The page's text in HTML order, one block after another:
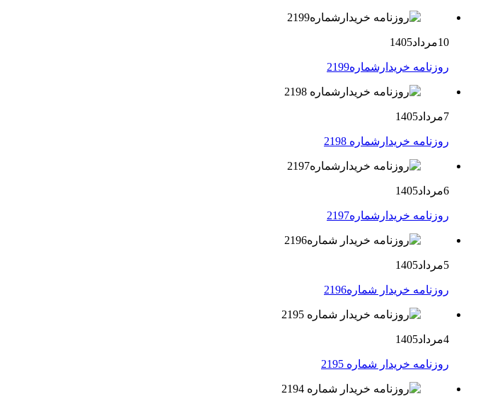
10مرداد1405
روزنامه خریدارشماره2199
7مرداد1405
روزنامه خریدارشماره 2198
6مرداد1405
روزنامه خریدارشماره2197
5مرداد1405
روزنامه خریدار شماره2196
4مرداد1405
روزنامه خریدار شماره 2195